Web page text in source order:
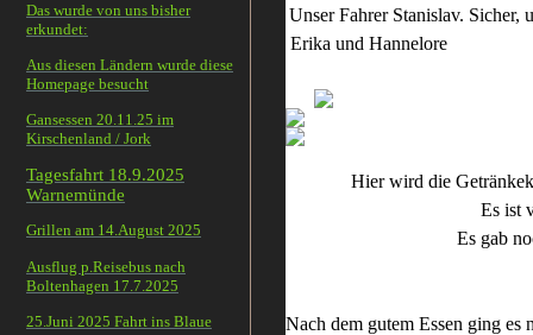
Das wurde von uns bisher
erkundet:
Aus diesen Ländern wurde diese
Homepage besucht
Gansessen 20.11.25 im
Kirschenland / Jork
Tagesfahrt 18.9.2025
Warnemünde
Grillen am 14.August 2025
Ausflug p.Reisebus nach
Boltenhagen 17.7.2025
25.Juni 2025 Fahrt ins Blaue
Unser Fahrer
Erika und Hannelore
Hier wird die
Es ist voll, aber
Es gab noch viel
Nach dem gutem Essen ging